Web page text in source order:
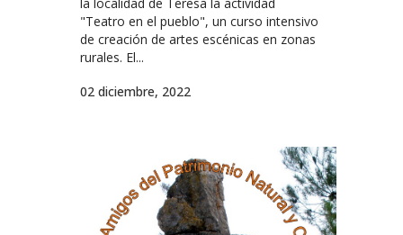
la localidad de Teresa la actividad
"Teatro en el pueblo", un curso intensivo
de creación de artes escénicas en zonas
rurales. El...
02 diciembre, 2022